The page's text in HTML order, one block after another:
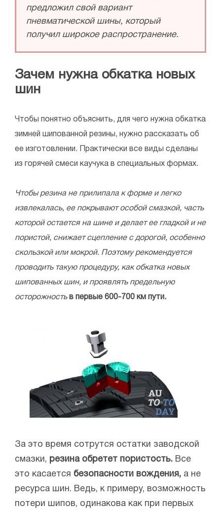
предложил свой вариант
пневматической шины, который
получил широкое распространение.
Зачем нужна обкатка новых
шин
Чтобы понятно объяснить, для чего нужна обкатка
зимней шипованной резины, нужно рассказать об
ее изготовлении. Практически все виды сделаны
из горячей смеси каучука в специальных формах.
Чтобы резина не прилипала к форме и легко
извлекалась, ее покрывают особой смазкой, часть
которой остается на шине и делает ее гладкой и не
пористой, снижает сцепление с дорогой, особенно
скользкой или мокрой. Поэтому рекомендуется
проводить такую процедуру, как обкатка новых
шипованных шин, и проявлять предельную
осторожность в первые 600-700 км пути.
За это время сотрутся остатки заводской
смазки, резина обретет пористость. Все
это касается безопасности вождения, а не
ресурса шин. Ведь, к примеру, возможность
потери шипов, одинакова как при первых